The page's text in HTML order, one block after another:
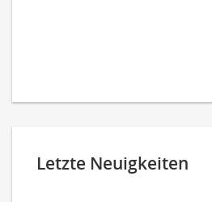
Letzte Neuigkeiten